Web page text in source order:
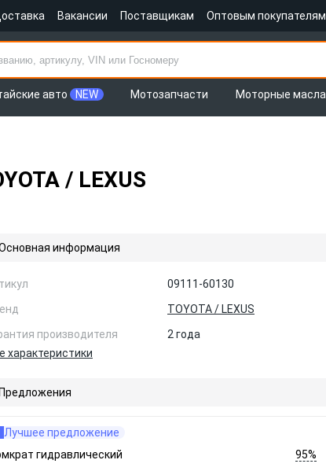
Вакансии Поставщикам Оптовым покупателям
авто NEW Мотозапчасти Моторные масла
/ LEXUS
информация
09111-60130
TOYOTA / LEXUS
производителя
2 года
характеристики
Предложения
Лучшее предложение
гидравлический
95%